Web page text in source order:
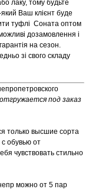
лаку, тому будьте
Ваш клієнт буде
туфлі Соната оптом
дозамовлення і
на сезон.
зі свого складу
под заказ
только высшие сорта
обувью от
чувствовать стильно
можно от 5 пар